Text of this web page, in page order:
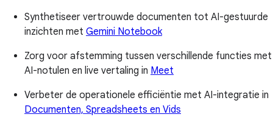
Synthetiseer vertrouwde documenten tot AI-gestuurde
inzichten met Gemini Notebook
Zorg voor afstemming tussen verschillende functies met
AI-notulen en live vertaling in Meet
Verbeter de operationele efficiëntie met AI-integratie in
Documenten, Spreadsheets en Vids